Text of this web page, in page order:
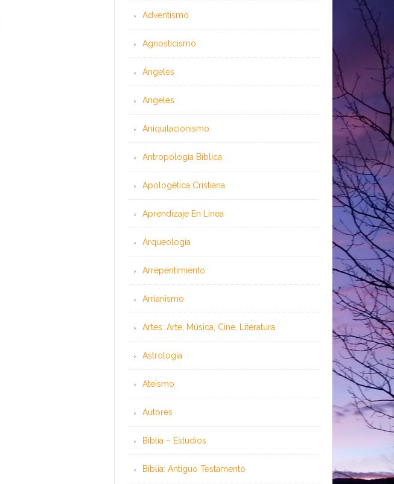
Adventismo
Agnosticismo
Ángeles
Angeles
Aniquilacionismo
Antropología Bíblica
Apologética Cristiana
Aprendizaje En Línea
Arqueología
Arrepentimiento
Arrianismo
Artes: Arte, Música, Cine, Literatura
Astrología
Ateísmo
Autores
Biblia – Estudios
Biblia: Antiguo Testamento